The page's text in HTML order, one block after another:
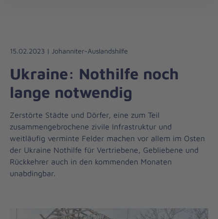
Liebe
Leben
15.02.2023 | Johanniter-Auslandshilfe
Ukraine: Nothilfe noch
lange notwendig
Zerstörte Städte und Dörfer, eine zum Teil
zusammengebrochene zivile Infrastruktur und
weitläufig verminte Felder machen vor allem im Osten
der Ukraine Nothilfe für Vertriebene, Gebliebene und
Rückkehrer auch in den kommenden Monaten
unabdingbar.